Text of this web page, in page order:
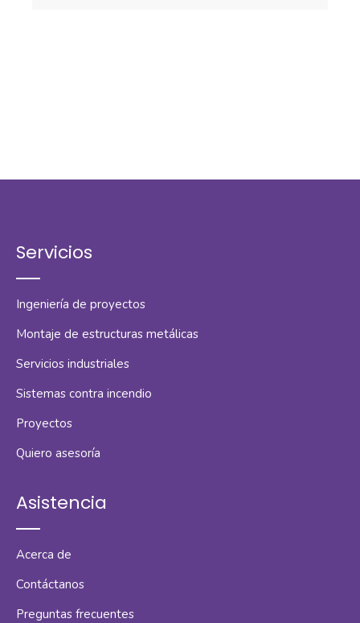
Servicios
Ingeniería de proyectos
Montaje de estructuras metálicas
Servicios industriales
Sistemas contra incendio
Proyectos
Quiero asesoría
Asistencia
Acerca de
Contáctanos
Preguntas frecuentes